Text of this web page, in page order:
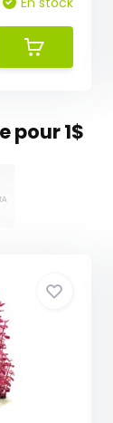
pour 1$